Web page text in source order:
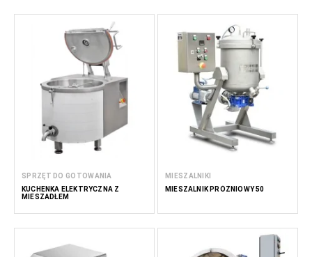
SPRZĘT DO GOTOWANIA
KUCHENKA ELEKTRYCZNA Z
MIESZADŁEM
MIESZALNIKI
MIESZALNIK PRÓŻNIOWY 50